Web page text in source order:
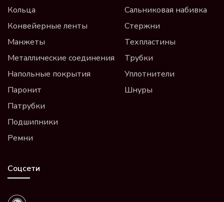
Кольца
Конвейерные ленты
Манжеты
Металлические соединения
Напольные покрытия
Паронит
Патрубки
Подшипники
Ремни
Сальниковая набивка
Стержни
Техпластины
Трубки
Уплотнители
Шнуры
Соцсети